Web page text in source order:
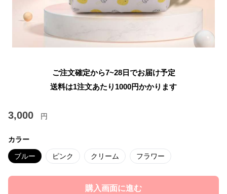
ご注文確定から7~28日でお届け予定
送料は1注文あたり 1000円かかります
3,000 円
カラー
ブルー ピンク クリーム フラワー
購入画面に進む